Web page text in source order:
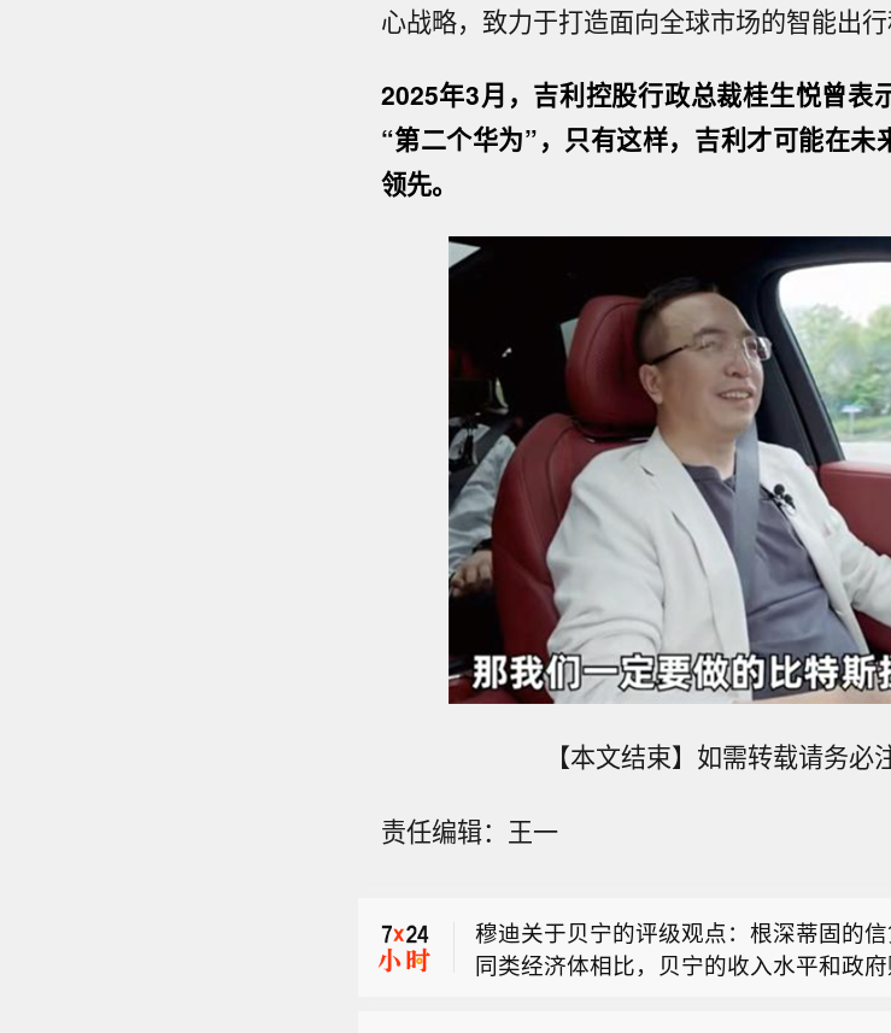
心战略，致力于打造面向全球市场的智能出行
2025年3月，吉利控股行政总裁桂生悦曾表
“第二个华为”，只有这样，吉利才可能在
领先。
【本文结束】如需转载请务必
责任编辑：王一
穆迪关于贝宁的评级观点：根深蒂固的
同类经济体相比，贝宁的收入水平和政府